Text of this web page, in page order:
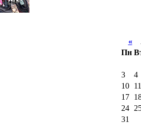
«
Пн
3
4
10
11
17
24
31